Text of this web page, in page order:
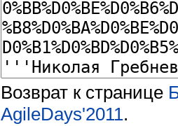
Возврат к странице
AgileDays'2011.